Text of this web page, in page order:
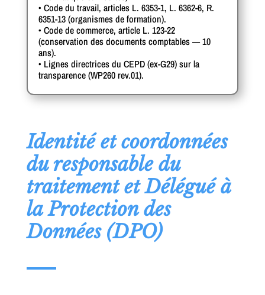
• Code du travail, articles L. 6353-1, L. 6362-6, R.
6351-13 (organismes de formation).
• Code de commerce, article L. 123-22
(conservation des documents comptables — 10
ans).
• Lignes directrices du CEPD (ex-G29) sur la
transparence (WP260 rev.01).
Identité et coordonnées
du responsable du
traitement et Délégué à
la Protection des
Données (DPO)